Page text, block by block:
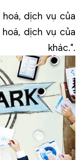
dịch vụ của
dịch vụ của
.